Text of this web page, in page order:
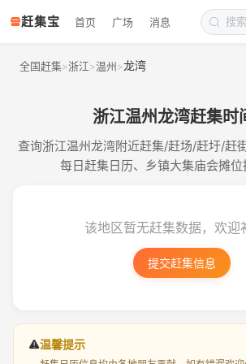
赶集宝 首页 广场 消息
全国赶集>浙江>温州>龙湾
浙江温州龙湾赶集时
查询浙江温州龙湾附近赶集/赶场/赶圩/赶
每日赶集日历、乡镇大集庙会摊位
该地区暂无赶集数据，欢迎
提交赶集信息
温馨提示